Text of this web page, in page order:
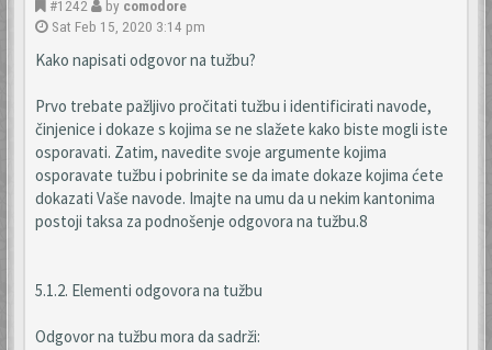
#1242 by comodore
Sat Feb 15, 2020 3:14 pm
Kako napisati odgovor na tužbu?
Prvo trebate pažljivo pročitati tužbu i identificirati navode,
činjenice i dokaze s kojima se ne slažete kako biste mogli iste
osporavati. Zatim, navedite svoje argumente kojima
osporavate tužbu i pobrinite se da imate dokaze kojima ćete
dokazati Vaše navode. Imajte na umu da u nekim kantonima
postoji taksa za podnošenje odgovora na tužbu.8
5.1.2. Elementi odgovora na tužbu
Odgovor na tužbu mora da sadrži: